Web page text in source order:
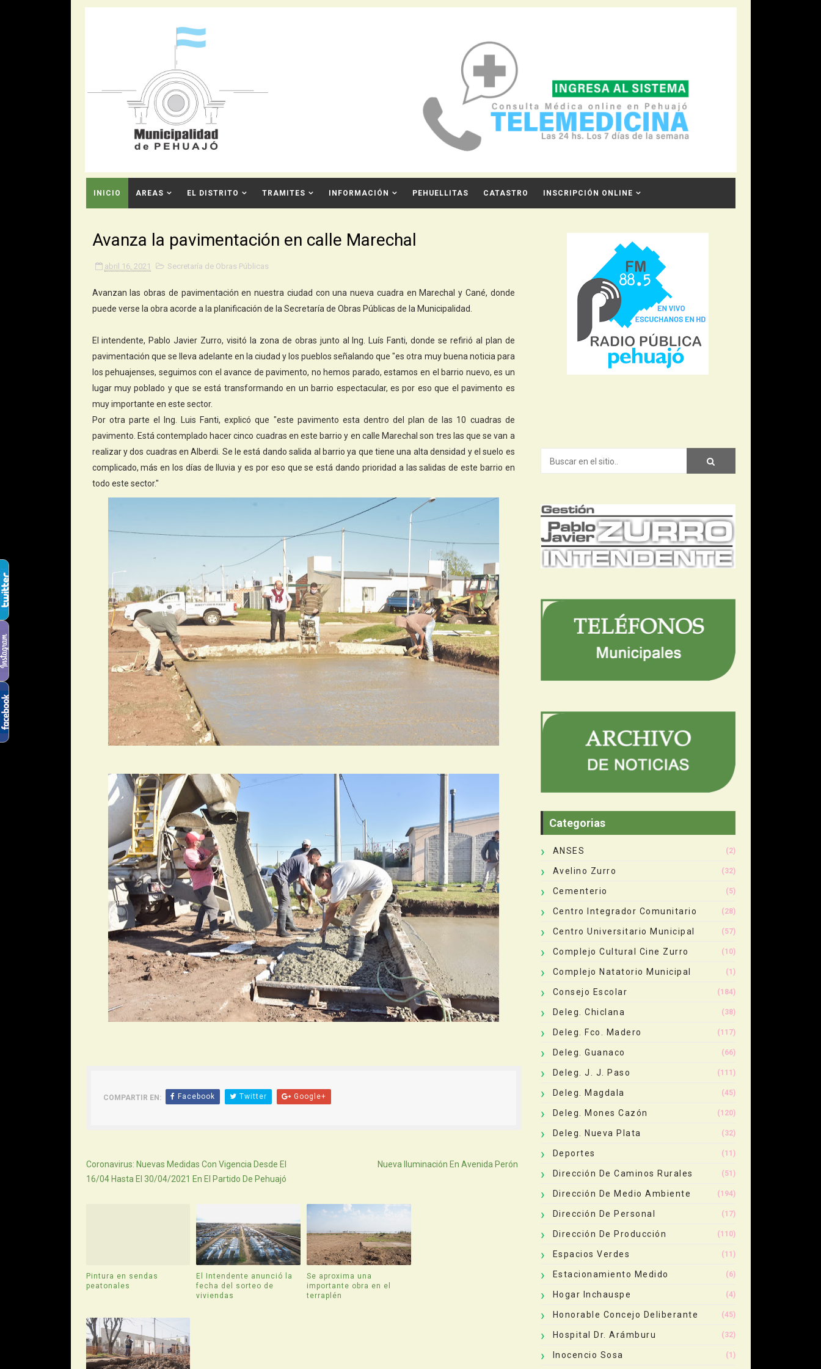
INICIO AREAS EL DISTRITO TRAMITES INFORMACIÓN PEHUELLITAS CATASTRO INSCRIPCIÓN ONLINE
Avanza la pavimentación en calle Marechal
abril 16, 2021 Secretaría de Obras Públicas
Avanzan las obras de pavimentación en nuestra ciudad con una nueva cuadra en Marechal y Cané, donde
puede verse la obra acorde a la planificación de la Secretaría de Obras Públicas de la Municipalidad.
El intendente, Pablo Javier Zurro, visitó la zona de obras junto al Ing. Luís Fanti, donde se refirió al plan de
pavimentación que se lleva adelante en la ciudad y los pueblos señalando que "es otra muy buena noticia para
los pehuajenses, seguimos con el avance de pavimento, no hemos parado, estamos en el barrio nuevo, es un
lugar muy poblado y que se está transformando en un barrio espectacular, es por eso que el pavimento es
muy importante en este sector.
Por otra parte el Ing. Luis Fanti, explicó que "este pavimento esta dentro del plan de las 10 cuadras de
pavimento. Está contemplado hacer cinco cuadras en este barrio y en calle Marechal son tres las que se van a
realizar y dos cuadras en Alberdi. Se le está dando salida al barrio ya que tiene una alta densidad y el suelo es
complicado, más en los días de lluvia y es por eso que se está dando prioridad a las salidas de este barrio en
todo este sector."
COMPARTIR EN: Facebook Twitter Google+
Coronavirus: Nuevas Medidas Con Vigencia Desde El
16/04 Hasta El 30/04/2021 En El Partido De Pehuajó
Nueva Iluminación En Avenida Perón
Pintura en sendas
peatonales
El Intendente anunció la
fecha del sorteo de
viviendas
Se aproxima una
importante obra en el
terraplén
Categorias
ANSES (2)
Avelino Zurro (32)
Cementerio (5)
Centro Integrador Comunitario (28)
Centro Universitario Municipal (57)
Complejo Cultural Cine Zurro (10)
Complejo Natatorio Municipal (1)
Consejo Escolar (184)
Deleg. Chiclana (38)
Deleg. Fco. Madero (117)
Deleg. Guanaco (66)
Deleg. J. J. Paso (111)
Deleg. Magdala (45)
Deleg. Mones Cazón (120)
Deleg. Nueva Plata (32)
Deportes (11)
Dirección De Caminos Rurales (51)
Dirección De Medio Ambiente (194)
Dirección De Personal (17)
Dirección De Producción (110)
Espacios Verdes (11)
Estacionamiento Medido (6)
Hogar Inchauspe (4)
Honorable Concejo Deliberante (45)
Hospital Dr. Arámburu (32)
Inocencio Sosa (1)